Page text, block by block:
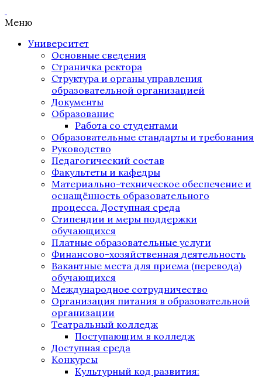
Меню
Университет
Основные сведения
Страничка ректора
Структура и органы управления
образовательной организацией
Документы
Образование
Работа со студентами
Образовательные стандарты и требования
Руководство
Педагогический состав
Факультеты и кафедры
Материально-техническое обеспечение и
оснащённость образовательного
процесса. Доступная среда
Стипендии и меры поддержки
обучающихся
Платные образовательные услуги
Финансово-хозяйственная деятельность
Вакантные места для приема (перевода)
обучающихся
Международное сотрудничество
Организация питания в образовательной
организации
Театральный колледж
Поступающим в колледж
Доступная среда
Конкурсы
Культурный код развития: